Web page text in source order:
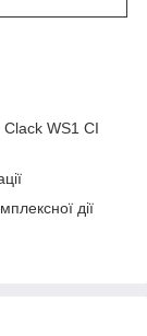
Clack WS1 CI
дії